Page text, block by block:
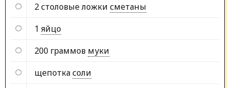
2 столовые ложки сметаны
1 яйцо
200 граммов муки
щепоткасоли